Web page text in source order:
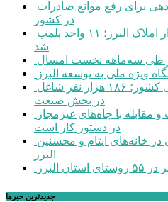
در کشور
شد
ویژه ملی به توسعه البرز
در بخش صنعت
در دستور کار است
البرز
البرز
جديدترين خبرها